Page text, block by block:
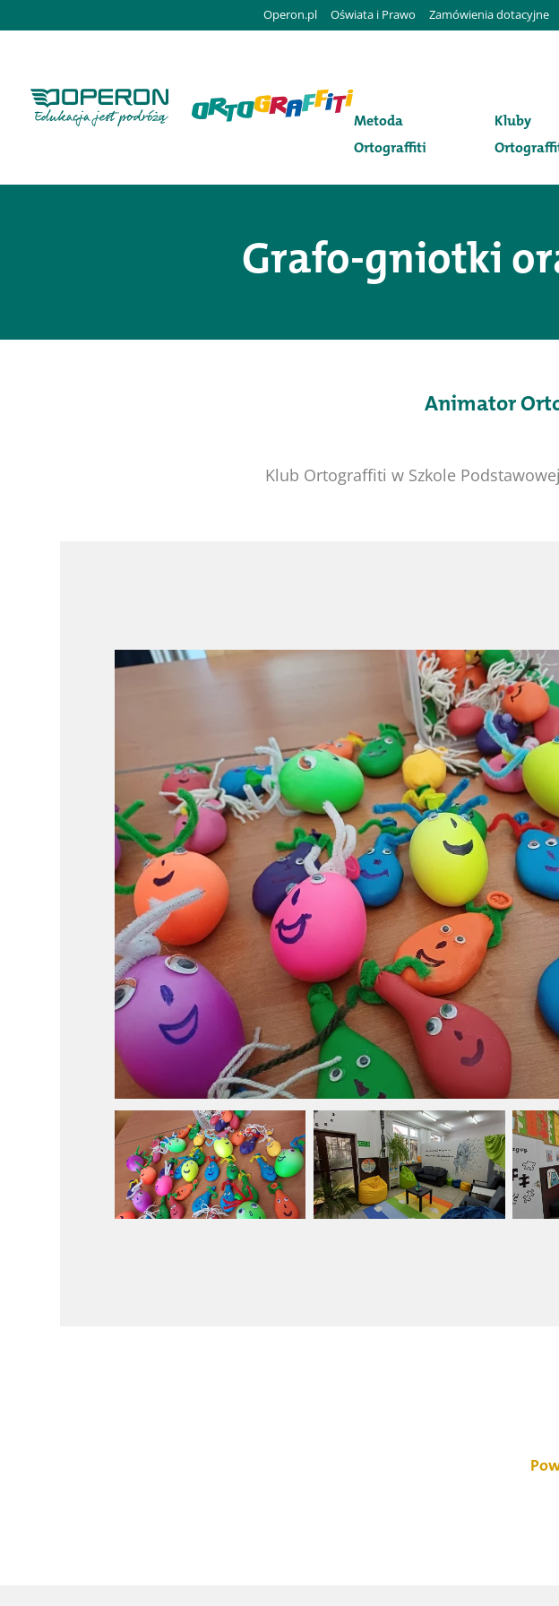
Operon.pl Oświata i Prawo Zamówienia dotacyjne
Metoda
Ortograffiti
Kluby
Grafo-gniotki
Animator
Klub Ortograffiti w Szkole